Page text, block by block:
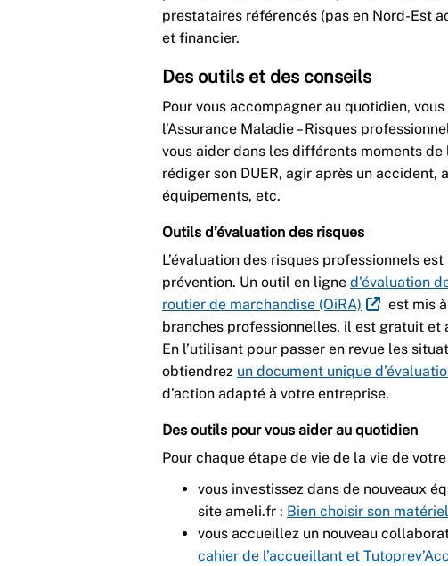
prestataires référencés (pas en Nord-Est
et financier.
Des outils et des conseils
Pour vous accompagner au quotidien,
l’Assurance Maladie – Risques
vous aider dans les différents moments
rédiger son DUER, agir après un
équipements, etc.
Outils d’évaluation des risques
L’évaluation des risques professionnels
prévention. Un outil en ligne d'évaluation
routier de marchandise (OiRA)
est mis
branches professionnelles, il est gratuit et
En l’utilisant pour passer en revue les
obtiendrez un document unique
d’action adapté à votre entreprise.
Des outils pour vous aider au quotidien
Pour chaque étape de vie de la vie de
vous investissez dans de nouveaux
site ameli.fr : Bien choisir son matériel
vous accueillez un nouveau
cahier de l’accueillant et